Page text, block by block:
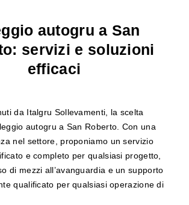
autogru a San
servizi e soluzioni
efficaci
da Italgru Sollevamenti, la scelta
autogru a San Roberto. Con una
nel settore, proponiamo un servizio
e completo per qualsiasi progetto,
di mezzi all’avanguardia e un supporto
qualificato per qualsiasi operazione di